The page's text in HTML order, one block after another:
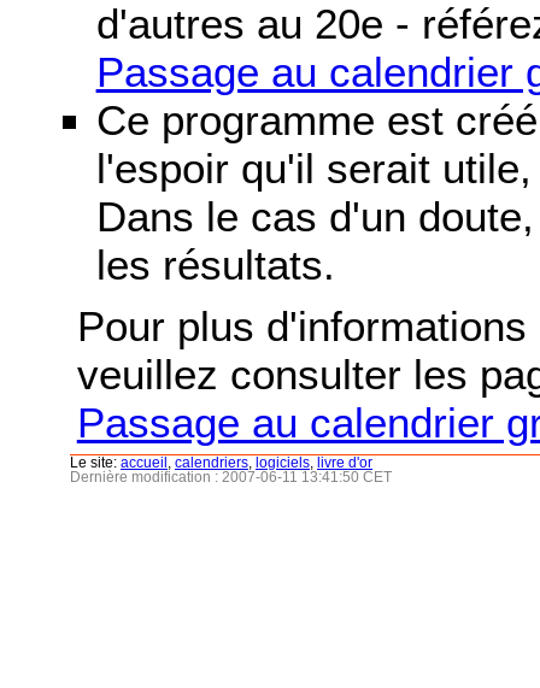
d'autres au 20e -
Passage au calendrier
Ce programme est
l'espoir qu'il serait
Dans le cas d'un
les résultats.
Pour plus
veuillez consulter les
Passage au calendrier
Le site: accueil calendriers logiciels
livre d'or
Dernière modification : 2007-06-11 13:41:50 CET